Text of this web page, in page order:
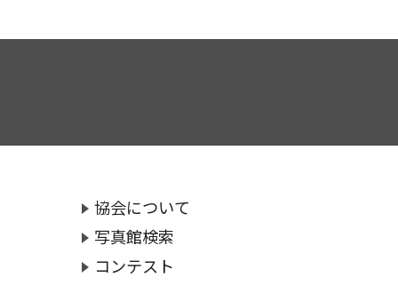
協会について
写真館検索
コンテスト